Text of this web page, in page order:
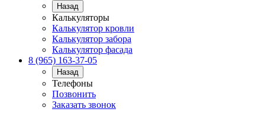
Назад
Калькуляторы
Калькулятор кровли
Калькулятор забора
Калькулятор фасада
8 (965) 163-37-05
Назад
Телефоны
Позвонить
Заказать звонок